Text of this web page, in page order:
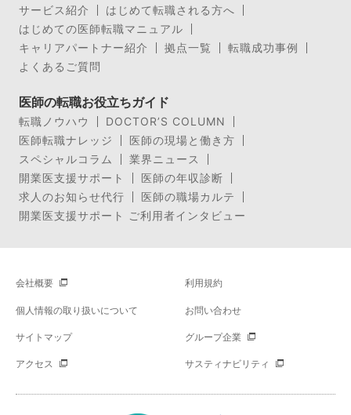
サービス紹介
はじめて転職される方へ
はじめての医師転職マニュアル
キャリアパートナー紹介
拠点一覧
転職成功事例
よくあるご質問
医師の転職お役立ちガイド
転職ノウハウ
DOCTOR’S COLUMN
医師転職ナレッジ
医師の現場と働き方
スペシャルコラム
業界ニュース
開業医支援サポート
医師の年収診断
求人のお知らせ代行
医師の職場カルテ
開業医支援サポート ご利用者インタビュー
会社概要 利用規約
個人情報の取り扱いについて お問い合わせ
サイトマップ グループ企業
アクセス サスティナビリティ